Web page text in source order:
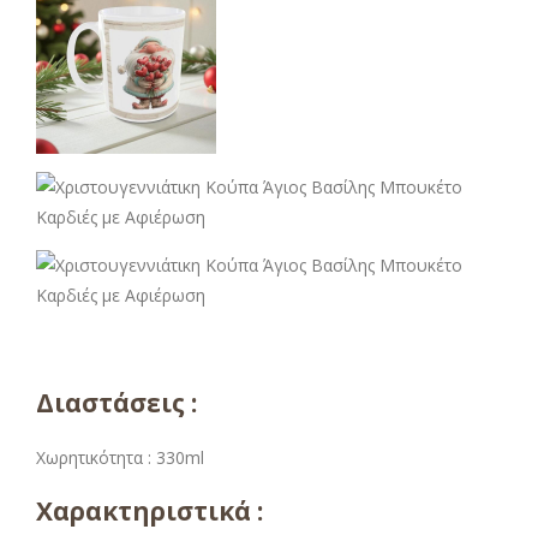
Διαστάσεις :
Χωρητικότητα : 330ml
Χαρακτηριστικά :